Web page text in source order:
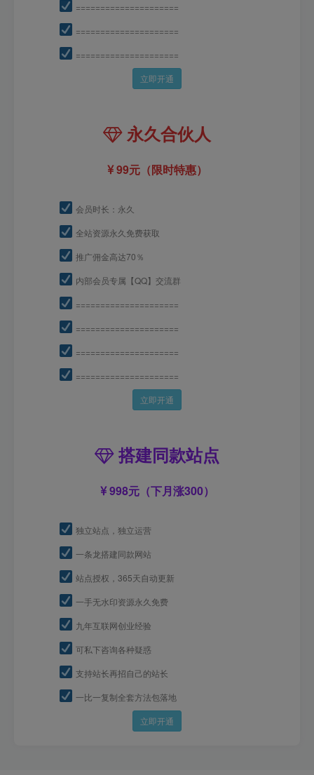
=====================
=====================
=====================
立即开通
永久合伙人
99元（限时特惠）
会员时长：永久
全站资源永久免费获取
推广佣金高达70％
内部会员专属【QQ】交流群
=====================
=====================
=====================
=====================
立即开通
搭建同款站点
998元（下月涨300）
独立站点，独立运营
一条龙搭建同款网站
站点授权，365天自动更新
一手无水印资源永久免费
九年互联网创业经验
可私下咨询各种疑惑
支持站长再招自己的站长
一比一复制全套方法包落地
立即开通